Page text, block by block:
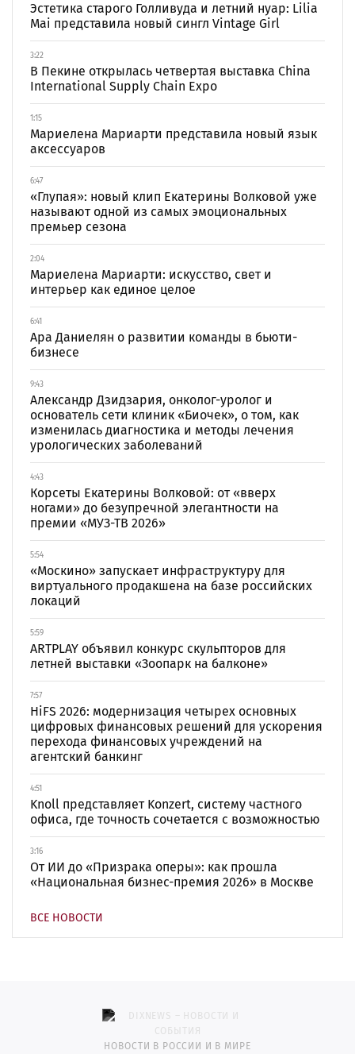
Эстетика старого Голливуда и летний нуар: Lilia
Mai представила новый сингл Vintage Girl
3:22
В Пекине открылась четвертая выставка China
International Supply Chain Expo
1:15
Мариелена Мариарти представила новый язык
аксессуаров
6:47
«Глупая»: новый клип Екатерины Волковой уже
называют одной из самых эмоциональных
премьер сезона
2:04
Мариелена Мариарти: искусство, свет и
интерьер как единое целое
6:41
Ара Даниелян о развитии команды в бьюти-
бизнесе
9:43
Александр Дзидзария, онколог-уролог и
основатель сети клиник «Биочек», о том, как
изменилась диагностика и методы лечения
урологических заболеваний
4:43
Корсеты Екатерины Волковой: от «вверх
ногами» до безупречной элегантности на
премии «МУЗ-ТВ 2026»
5:54
«Москино» запускает инфраструктуру для
виртуального продакшена на базе российских
локаций
5:59
ARTPLAY объявил конкурс скульпторов для
летней выставки «Зоопарк на балконе»
7:57
HiFS 2026: модернизация четырех основных
цифровых финансовых решений для ускорения
перехода финансовых учреждений на
агентский банкинг
4:51
Knoll представляет Konzert, систему частного
офиса, где точность сочетается с возможностью
3:16
От ИИ до «Призрака оперы»: как прошла
«Национальная бизнес-премия 2026» в Москве
ВСЕ НОВОСТИ
НОВОСТИ В РОССИИ И В МИРЕ